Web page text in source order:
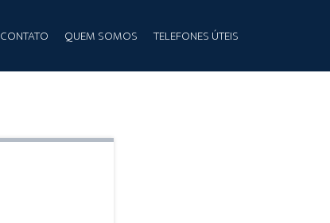
CONTATO QUEM SOMOS TELEFONES ÚTEIS